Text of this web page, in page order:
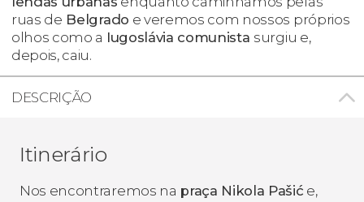
ruas de Belgrado e veremos com nossos próprios
olhos como a Iugoslávia comunista surgiu e,
depois, caiu.
DESCRIÇÃO
Itinerário
Nos encontraremos na praça Nikola Pašić e,